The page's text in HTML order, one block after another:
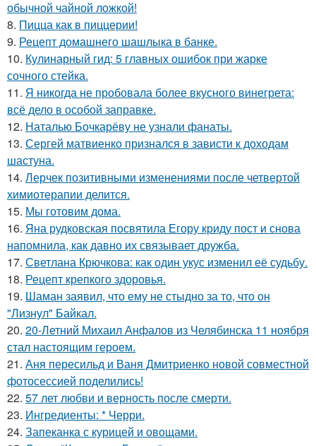
обычной чайной ложкой!
8. Пицца как в пиццерии!
9. Рецепт домашнего шашлыка в банке.
10. Кулинарный гид: 5 главных ошибок при жарке
сочного стейка.
11. Я никогда не пробовала более вкусного винегрета:
всё дело в особой заправке.
12. Наталью Бочкарёву не узнали фанаты.
13. Сергей матвиенко признался в зависти к доходам
шастуна.
14. Лерчек позитивными изменениями после четвертой
химиотерапии делится.
15. Мы готовим дома.
16. Яна рудковская посвятила Егору криду пост и снова
напомнила, как давно их связывает дружба.
17. Светлана Крючкова: как один укус изменил её судьбу.
18. Рецепт крепкого здоровья.
19. Шаман заявил, что ему не стыдно за то, что он
"Лизнул" Байкал.
20. 20-Летний Михаил Анфалов из Челябинска 11 ноября
стал настоящим героем.
21. Аня пересильд и Ваня Дмитриенко новой совместной
фотосессией поделились!
22. 57 лет любви и верность после смерти.
23. Ингредиенты: * Черри.
24. Запеканка с курицей и овощами.